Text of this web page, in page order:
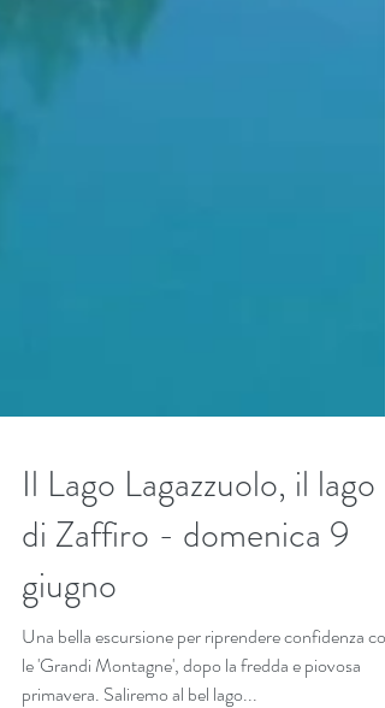
Il Lago Lagazzuolo, il lago
di Zaffiro - domenica 9
giugno